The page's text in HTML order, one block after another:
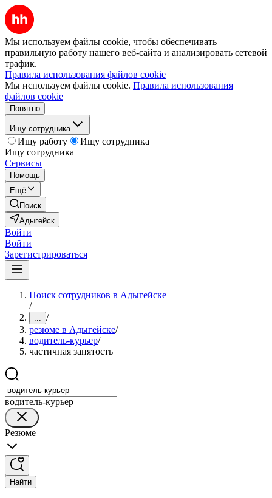
Мы используем файлы cookie, чтобы обеспечивать
правильную работу нашего веб-сайта и анализировать сетевой
трафик.
Правила использования файлов cookie
Мы используем файлы cookie. Правила использования
файлов cookie
Понятно
Ищу сотрудника
Ищу работу
Ищу сотрудника
Ищу сотрудника
Сервисы
Помощь
Ещё
Поиск
Адыгейск
Войти
Войти
Зарегистрироваться
Поиск сотрудников в Адыгейске
/
... /
резюме в Адыгейске/
водитель-курьер/
частичная занятость
водитель-курьер
Резюме
Найти